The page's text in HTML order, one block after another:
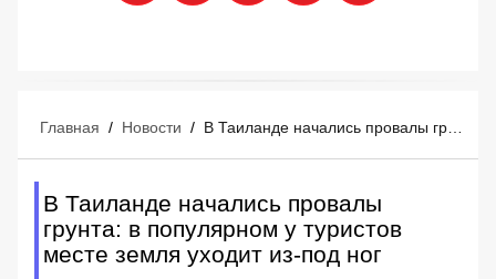
Главная / Новости / В Таиланде начались провалы грунта: в популярном у туристов месте земля уходит из-под ног
В Таиланде начались провалы
грунта: в популярном у туристов
месте земля уходит из-под ног